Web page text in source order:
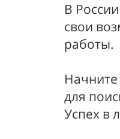
В
свои
работы.
для
Успех в